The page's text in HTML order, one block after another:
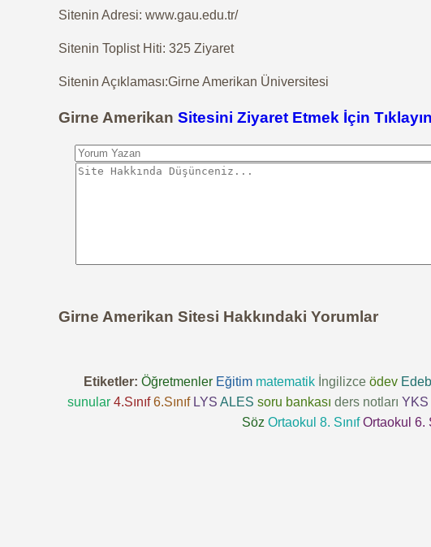
Sitenin Adresi: www.gau.edu.tr/
Sitenin Toplist Hiti: 325 Ziyaret
Sitenin Açıklaması:Girne Amerikan Üniversitesi
Girne Amerikan Sitesini Ziyaret Etmek İçin
Girne Amerikan Sitesi Hakkındaki Yorumlar
Etiketler: Öğretmenler Eğitim matematik İngilizce ödev
sunular 4.Sınıf 6.Sınıf LYS ALES soru bankası ders notları YKS
Söz Ortaokul 8. Sınıf Ortaokul 6.